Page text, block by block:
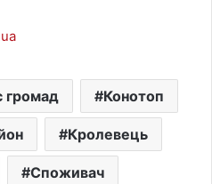
громад Конотоп
Кролевець
Споживач